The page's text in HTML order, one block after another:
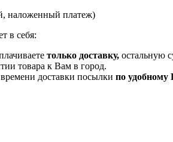
наложенный платеж)
в себя:
только доставку, остальную
товара к Вам в город.
доставки посылки по удобному